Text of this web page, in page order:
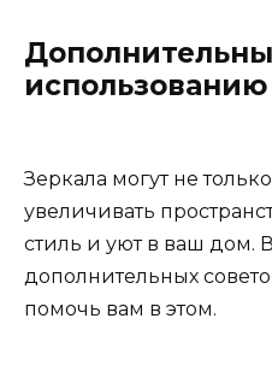
использованию
Зеркала могут не
увеличивать
стиль и уют в ваш дом.
дополнительных
помочь вам в этом.